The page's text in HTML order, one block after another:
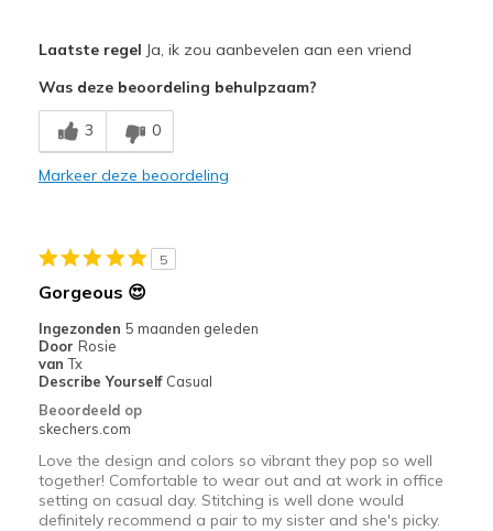
Comfortable
Stylish
Sizing
View On Shoes
I'm Into Shoes
Laatste regel Ja, ik zou aanbevelen aan een vriend
Was deze beoordeling behulpzaam?
3 0
Markeer deze beoordeling
5
Gorgeous 😍
Ingezonden 5 maanden geleden
Door Rosie
van Tx
Describe Yourself Casual
Beoordeeld op
skechers.com
Love the design and colors so vibrant they pop so well
together! Comfortable to wear out and at work in office
setting on casual day. Stitching is well done would
definitely recommend a pair to my sister and she's picky.